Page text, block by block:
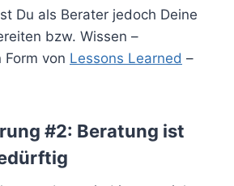
Du als Berater jedoch Deine
bzw. Wissen –
von Lessons Learned –
#2: Beratung ist